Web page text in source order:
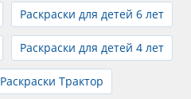
Раскраски для детей 6 лет
Раскраски для детей 4 лет
Раскраски Трактор